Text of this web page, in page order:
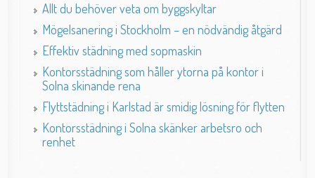
Allt du behöver veta om byggskyltar
Mögelsanering i Stockholm – en nödvändig åtgärd
Effektiv städning med sopmaskin
Kontorsstädning som håller ytorna på kontor i
Solna skinande rena
Flyttstädning i Karlstad är smidig lösning för flytten
Kontorsstädning i Solna skänker arbetsro och
renhet